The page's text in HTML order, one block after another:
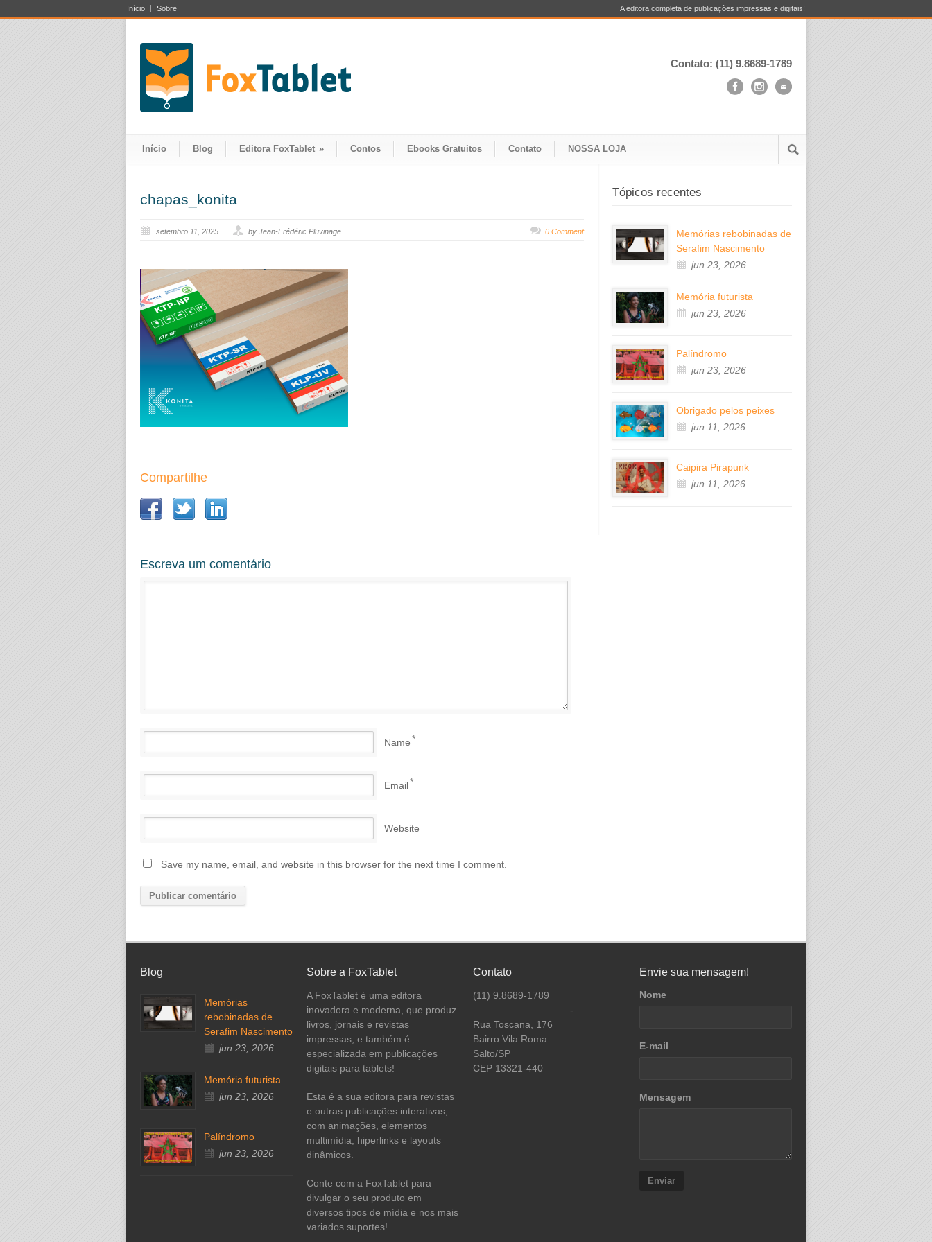
Início Sobre A editora completa de publicações impressas e digitais!
Contato: (11) 9.8689-1789
Início Blog Editora FoxTablet » Contos Ebooks Gratuitos Contato NOSSA LOJA
chapas_konita
setembro 11, 2025 by Jean-Frédéric Pluvinage 0 Comment
Compartilhe
Escreva um comentário
Name*
Email*
Website
Save my name, email, and website in this browser for the next time I comment.
Tópicos recentes
Memórias rebobinadas de
Serafim Nascimento
jun 23, 2026
Memória futurista
jun 23, 2026
Palíndromo
jun 23, 2026
Obrigado pelos peixes
jun 11, 2026
Caipira Pirapunk
jun 11, 2026
Blog
Memórias
rebobinadas de
Serafim Nascimento
jun 23, 2026
Memória futurista
jun 23, 2026
Palíndromo
jun 23, 2026
Sobre a FoxTablet
A FoxTablet é uma editora
inovadora e moderna, que produz
livros, jornais e revistas
impressas, e também é
especializada em publicações
digitais para tablets!
Esta é a sua editora para revistas
e outras publicações interativas,
com animações, elementos
multimídia, hiperlinks e layouts
dinâmicos.
Conte com a FoxTablet para
divulgar o seu produto em
diversos tipos de mídia e nos mais
variados suportes!
Contato
(11) 9.8689-1789
——————————-
Rua Toscana, 176
Bairro Vila Roma
Salto/SP
CEP 13321-440
Envie sua mensagem!
Nome
E-mail
Mensagem
Enviar